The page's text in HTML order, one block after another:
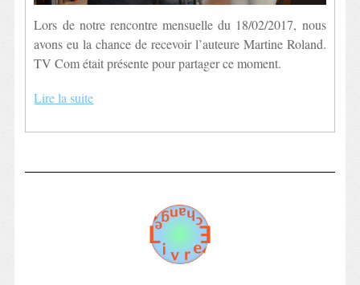
Lors de notre rencontre mensuelle du 18/02/2017, nous
avons eu la chance de recevoir l’auteure Martine Roland.
TV Com était présente pour partager ce moment.
Lire la suite